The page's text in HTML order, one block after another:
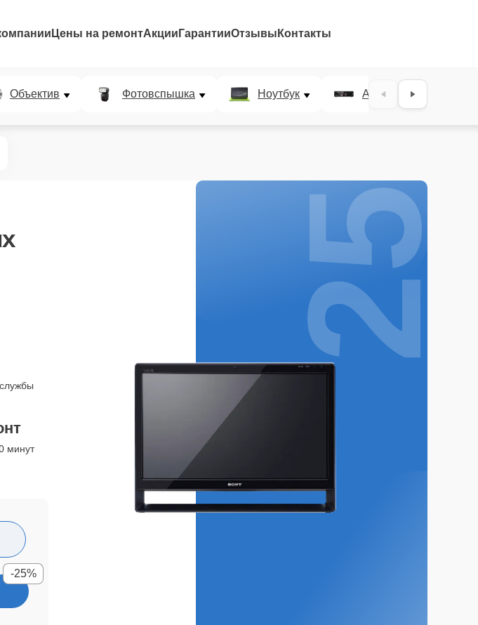
Цены на ремонтАкции ГарантииОтзывы Контакты
Объектив Фотовспышка Ноутбук AV-ресивер
минут
-25%
25%